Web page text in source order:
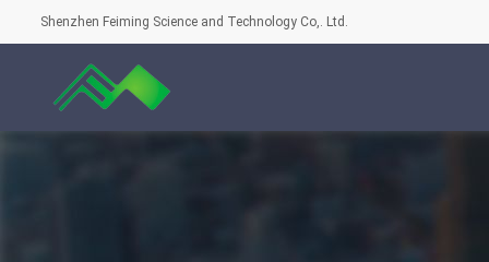
Shenzhen Feiming Science and Technology Co,. Ltd.